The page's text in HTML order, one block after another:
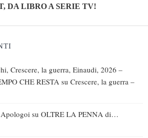
DA LIBRO A SERIE TV!
Crescere, la guerra, Einaudi, 2026 –
CHE RESTA su Crescere, la guerra –
Apologoisu OLTRE LA PENNA di…